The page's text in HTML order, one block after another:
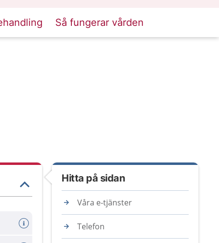
Så fungerar vården
Hitta på sidan
Våra e-tjänster
Telefon